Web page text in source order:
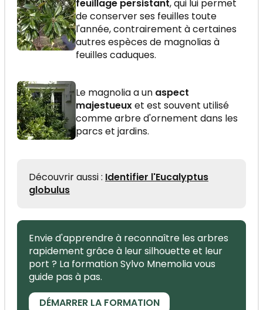
feuillage persistant, qui lui permet
de conserver ses feuilles toute
l'année, contrairement à certaines
autres espèces de magnolias à
feuilles caduques.
Le magnolia a un aspect
majestueuxet est souvent utilisé
comme arbre d'ornement dans les
parcs et jardins.
Découvrir aussi : Identifier l'Eucalyptus
globulus
Envie d'apprendre à reconnaître les arbres
rapidement grâce à leur silhouette et leur
port ? La formation Sylvo Mnemolia vous
guide pas à pas.
DÉMARRER LA FORMATION